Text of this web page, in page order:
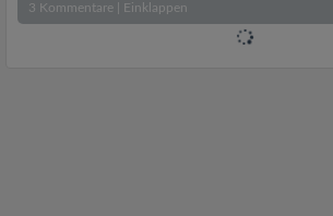
3 Kommentare Einklappen